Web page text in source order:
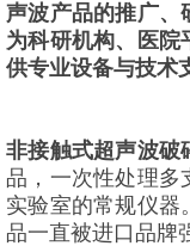
声波产品的推广、
为科研机构、医院
供专业设备与技术
非接触式超声波破
品，一次性处理多
实验室的常规仪器
品一直被进口品牌